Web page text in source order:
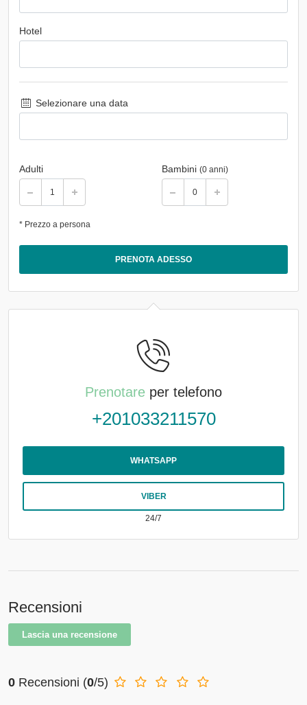
Hotel
Selezionare una data
Adulti Bambini (0 anni)
* Prezzo a persona
PRENOTA ADESSO
Prenotare per telefono
+201033211570
WHATSAPP
VIBER
24/7
Recensioni
Lascia una recensione
0 Recensioni (0/5)